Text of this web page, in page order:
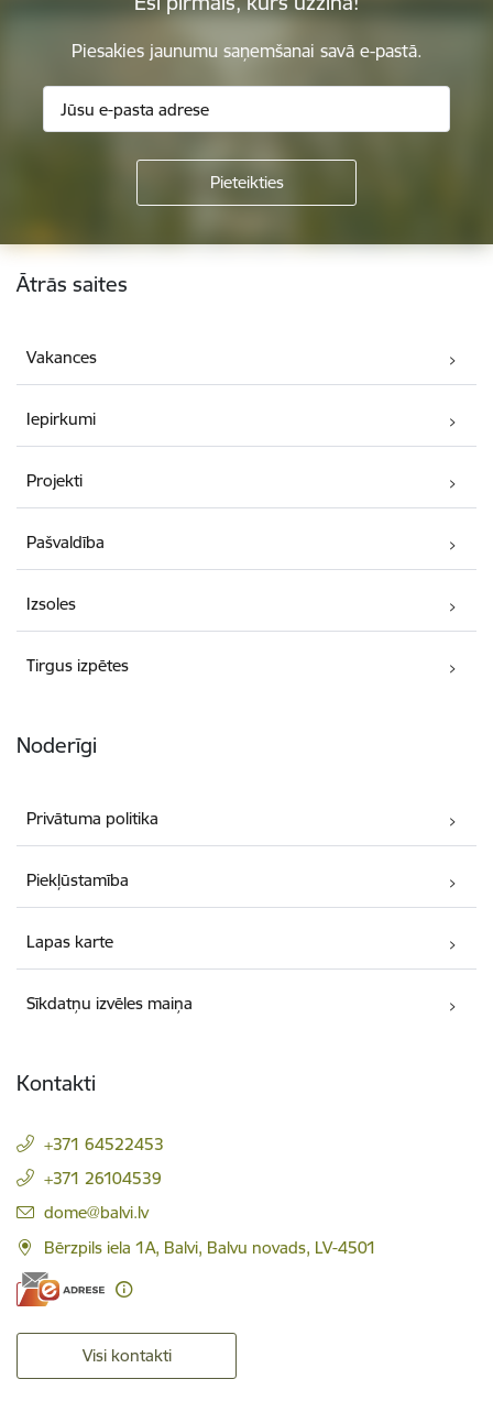
Piesakies jaunumu saņemšanai savā e-pastā.
Kājene
Ātrās saites
Vakances
Iepirkumi
Projekti
Pašvaldība
Izsoles
Tirgus izpētes
Noderīgi
Privātuma politika
Piekļūstamība
Lapas karte
Sīkdatņu izvēles maiņa
Kontakti
+371 64522453
+371 26104539
E-pasts:
dome@balvi.lv
Bērzpils iela 1A, Balvi, Balvu novads, LV-4501
Visi kontakti